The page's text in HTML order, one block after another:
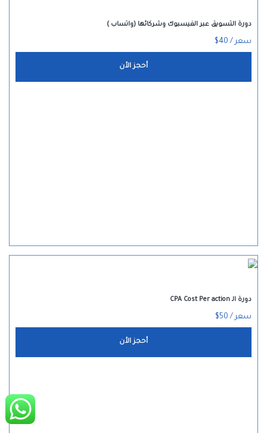
دورة التسويق عبر الفيسبوك وشركائها (واتساب )
سعر / 40$
أحجز الأن
دورة الـ CPA Cost Per action
سعر / 50$
أحجز الأن